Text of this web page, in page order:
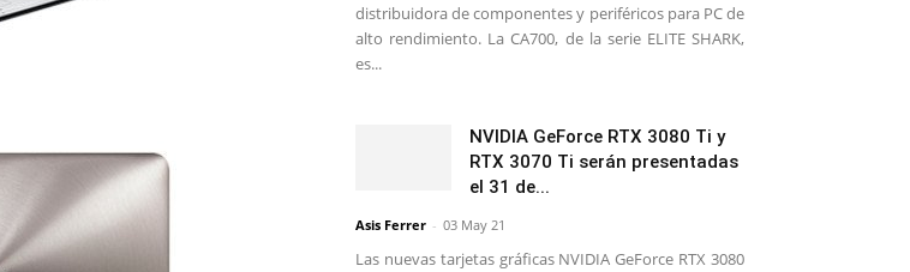
distribuidora de componentes y periféricos para PC de
alto rendimiento. La CA700, de la serie ELITE SHARK,
es...
NVIDIA GeForce RTX 3080 Ti y
RTX 3070 Ti serán presentadas
el 31 de...
Asis Ferrer - 03 May 21
Las nuevas tarjetas gráficas NVIDIA GeForce RTX 3080